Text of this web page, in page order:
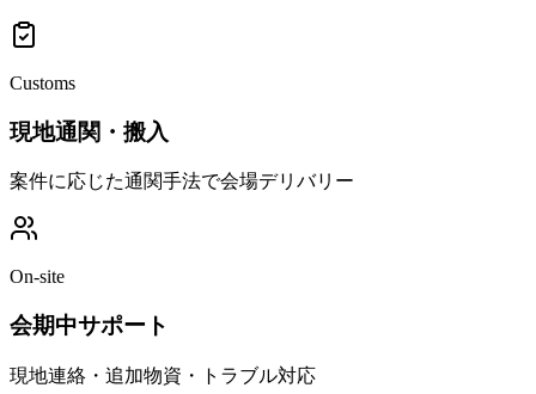
Customs
現地通関・搬入
案件に応じた通関手法で会場デリバリー
On-site
会期中サポート
現地連絡・追加物資・トラブル対応